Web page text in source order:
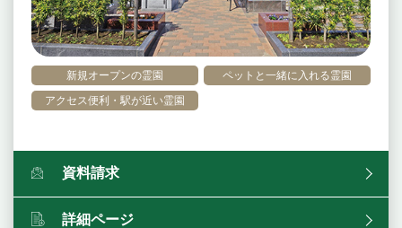
新規オープンの霊園
ペットと一緒に入れる霊園
アクセス便利・駅が近い霊園
資料請求
詳細ページ